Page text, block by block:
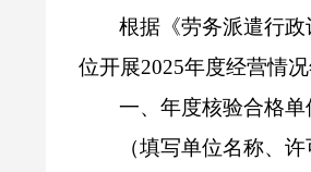
根据《劳务派遣行
位开展2025年度经营情
一、年度核验合格单
（填写单位名称、